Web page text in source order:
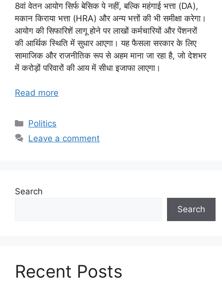
8वां वेतन आयोग सिर्फ बेसिक पे नहीं, बल्कि महंगाई भत्ता (DA),
मकान किराया भत्ता (HRA) और अन्य भत्तों की भी समीक्षा करेगा।
आयोग की सिफारिशें लागू होने पर लाखों कर्मचारियों और पेंशनरों
की आर्थिक स्थिति में सुधार आएगा। यह फैसला सरकार के लिए
सामाजिक और राजनीतिक रूप से अहम माना जा रहा है, जो देशभर
में करोड़ों परिवारों की आय में सीधा इजाफा लाएगा।
Read more
Categories
Politics
Leave a comment
Search
Search
Recent Posts